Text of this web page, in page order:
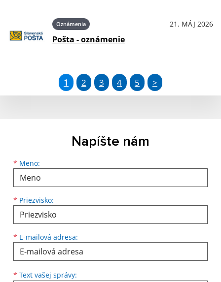
Oznámenia 21. MÁJ 2026
Pošta - oznámenie
1 2 3 4 5 >
Napíšte nám
* Meno:
Meno
* Priezvisko:
Priezvisko
* E-mailová adresa:
E-mailová adresa
* Text vašej správy: